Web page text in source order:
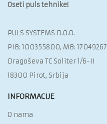
Oseti puls tehnike!
PULS SYSTEMS D.O.O.‎
PIB: 100355800, MB: 17049267
Dragoševa TC Soliter 1/6-II
18300 Pirot, Srbija
INFORMACIJE
O nama